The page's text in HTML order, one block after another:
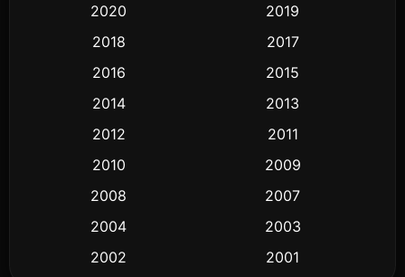
2020
2019
2018
2017
2016
2015
2014
2013
2012
2011
2010
2009
2008
2007
2004
2003
2002
2001